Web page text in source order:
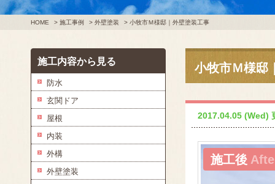
HOME > 施工事例 > 外壁塗装 > 小牧市Ｍ様邸｜外壁塗装工事
小牧市Ｍ様邸
2017.04.05 (Wed)
施工後
施工内容から見る
防水
玄関ドア
屋根
内装
外構
外壁塗装